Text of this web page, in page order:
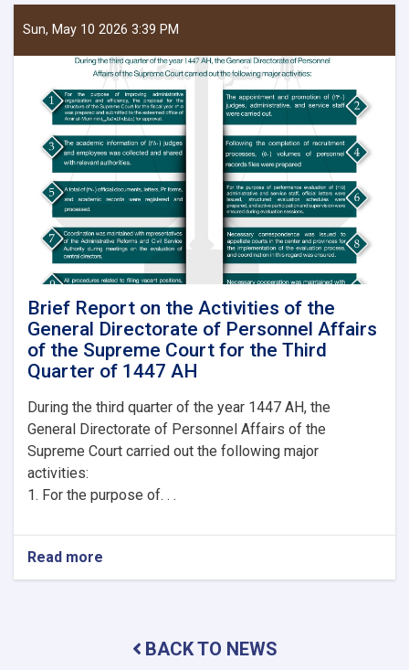
and
head
the
Supreme
Court
Visits
Kunduz,
Badakhshan,
Balkh,
Jawzjan
Baghlan
Provinces
Sun, May 10 2026 3:39 PM
Brief Report on the Activities of the
General Directorate of Personnel Affairs
of the Supreme Court for the Third
Quarter of 1447 AH
During the third quarter of the year 1447 AH, the
General Directorate of Personnel Affairs of the
Supreme Court carried out the following major
activities:
1. For the purpose of. . .
Read more
Brief
ActivitiesBACK TO NEWS